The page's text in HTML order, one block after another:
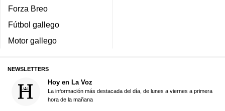
Forza Breo
Fútbol gallego
Motor gallego
NEWSLETTERS
Hoy en La Voz
La información más destacada del día, de lunes a viernes a primera
hora de la mañana